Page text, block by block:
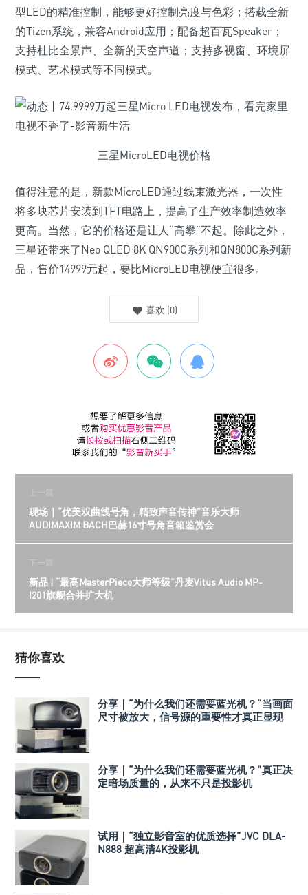
型LED的精准控制，能够更好控制亮度与色彩；搭载全新
的Tizen系统，兼容Android应用；配备超百瓦Speaker；
支持杜比全景声、全新的天空声道；支持多视窗、环境屏
模式、艺术模式等不同模式。
三星MicroLED电视价格
值得注意的是，新款MicroLED通过线束激光器，一次性
将多块芯片安装到TFT电路上，提高了生产效率制造效率
更高。当然，它的价格还是让人“高攀”不起。除此之外，
三星还带来了Neo QLED 8K QN900C系列和QN800C系列新
品，售价14999元起，要比MicroLED电视便宜很多。
喜欢 (0)
上一篇
现场｜“优美双曲线号角，精致声音传神”音乐大师
AUDIMAXIM BACH巴赫16寸号角音箱鉴赏会
下一篇
新品 | “最高MasterPiece大师等级”丹麦Vitus Audio MP-
I201旗舰合并扩大机
猜你喜欢
分享｜“为什么我们还需要蓝光机？”当画面
尺寸被放大，信号源的重要性才真正显现
分享｜“为什么我们还需要蓝光机？”真正决
定暗场质量的，从来不只是投影机
试用｜“独立影音室的优质选择”JVC DLA-
N888 超高清4K投影机